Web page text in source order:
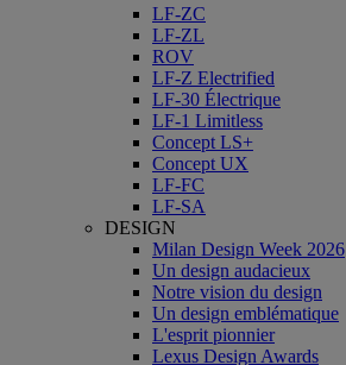
LF-ZC
LF-ZL
ROV
LF-Z Electrified
LF-30 Électrique
LF-1 Limitless
Concept LS+
Concept UX
LF-FC
LF-SA
DESIGN
Milan Design Week 2026
Un design audacieux
Notre vision du design
Un design emblématique
L'esprit pionnier
Lexus Design Awards